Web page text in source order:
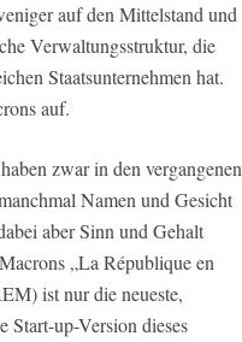
auf den Mittelstand und
Verwaltungsstruktur, die
Staatsunternehmen hat.
auf.
zwar in den vergangenen
Namen und Gesicht
aber Sinn und Gehalt
„La République en
ist nur die neueste,
Start-up-Version dieses